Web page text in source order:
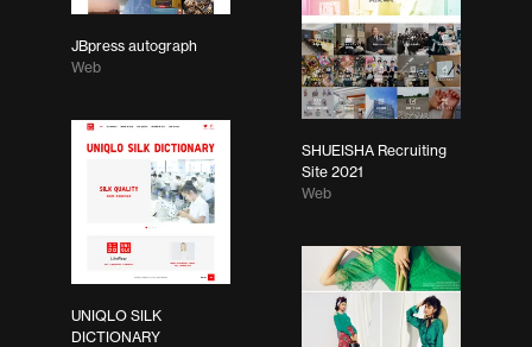
JBpress autograph
Web
SHUEISHA Recruiting
Site 2021
Web
UNIQLO SILK
DICTIONARY